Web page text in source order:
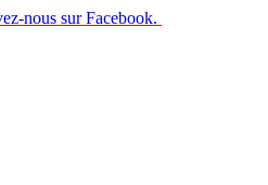
nous sur Facebook.